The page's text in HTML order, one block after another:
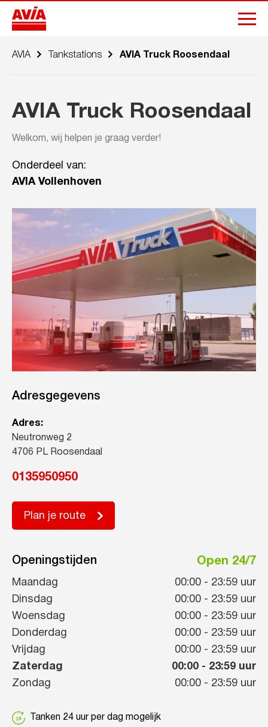
AVIA Tankstations AVIA Truck Roosendaal
AVIA Truck Roosendaal
Welkom, wij helpen je graag verder!
Onderdeel van:
AVIA Vollenhoven
Adresgegevens
Adres:
Neutronweg 2
4706 PL Roosendaal
0135950950
Plan je route
Openingstijden Open 24/7
Maandag 00:00 - 23:59 uur
Dinsdag
00:00 - 23:59 uur
Woensdag
00:00 - 23:59 uur
Donderdag
00:00 - 23:59 uur
Vrijdag
00:00 - 23:59 uur
Zaterdag
00:00 - 23:59 uur
Zondag
00:00 - 23:59 uur
Tanken 24 uur per dag mogelijk